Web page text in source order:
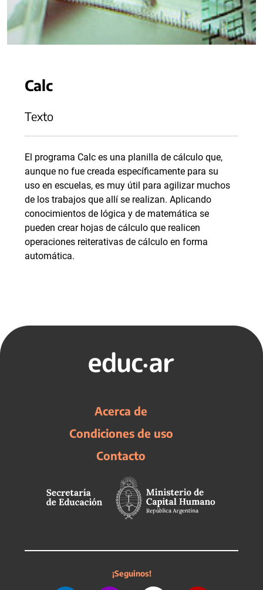
Calc
Texto
El programa Calc es una planilla de cálculo que,
aunque no fue creada específicamente para su
uso en escuelas, es muy útil para agilizar muchos
de los trabajos que allí se realizan. Aplicando
conocimientos de lógica y de matemática se
pueden crear hojas de cálculo que realicen
operaciones reiterativas de cálculo en forma
automática.
Acerca de
Condiciones de uso
Contacto
¡Seguinos!